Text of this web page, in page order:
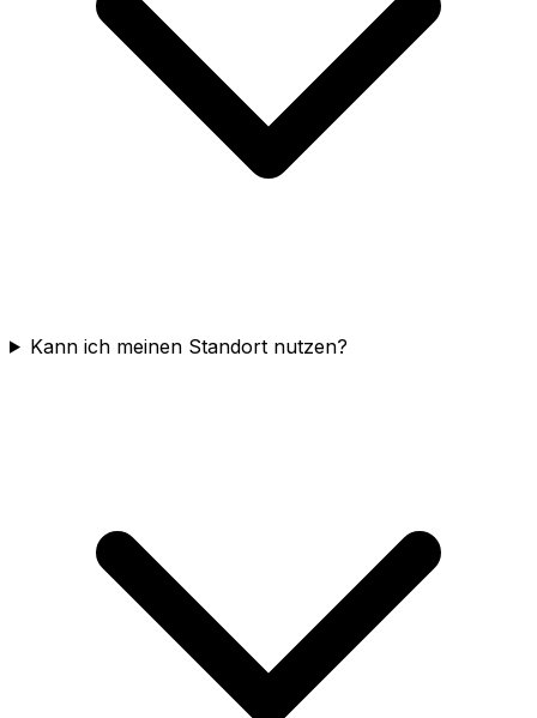
Kann ich meinen Standort nutzen?